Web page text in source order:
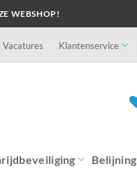
WEBSHOP!
Vacatures Klantenservice
Belijning